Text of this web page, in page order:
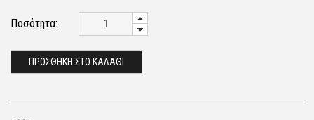
Ποσότητα:
ΠΡΟΣΘΗΚΗ ΣΤΟ ΚΑΛΑΘΙ